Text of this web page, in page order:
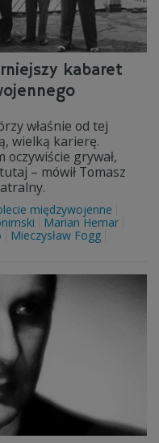
kabaret
właśnie od tej
wielką karierę.
grywał,
– mówił Tomasz
międzywojenne
Marian Hemar
Mieczysław Fogg